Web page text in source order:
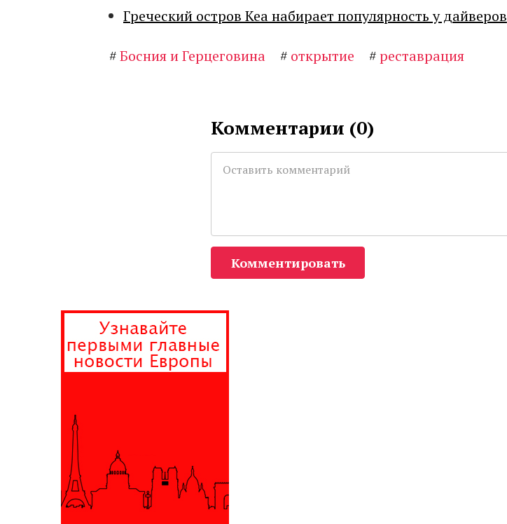
Греческий остров Кеа набирает популярность у дайверов
#Босния и Герцеговина # открытие #реставрация
Комментарии (0)
Комментировать